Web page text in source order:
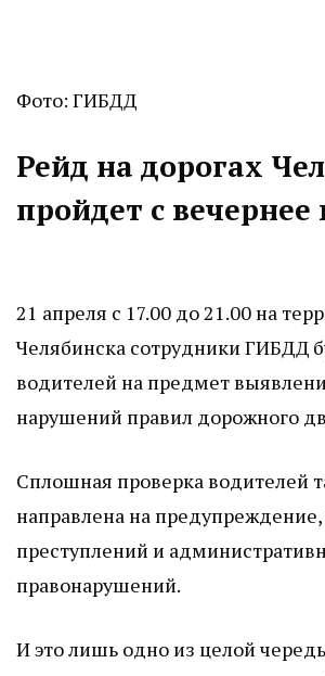
Фото: ГИБДД
Рейд на дорогах
пройдет с вечернее
21 апреля с 17.00 до 21.00 на
Челябинска сотрудники ГИБДД
водителей на предмет
нарушений правил дорожного
Сплошная проверка водителей
направлена на
преступлений и
правонарушений.
И это лишь одно из целой